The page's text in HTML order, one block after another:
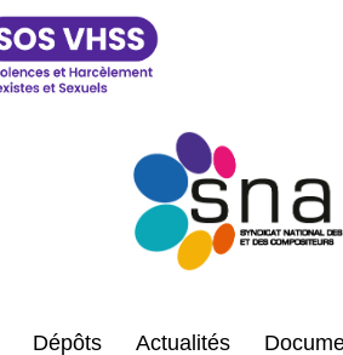
Dépôts Actualités